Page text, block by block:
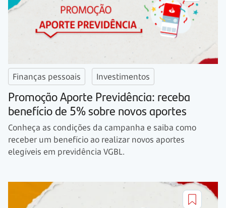
Finanças pessoais Investimentos
Promoção Aporte Previdência: receba
benefício de 5% sobre novos aportes
Conheça as condições da campanha e saiba como
receber um benefício ao realizar novos aportes
elegíveis em previdência VGBL.